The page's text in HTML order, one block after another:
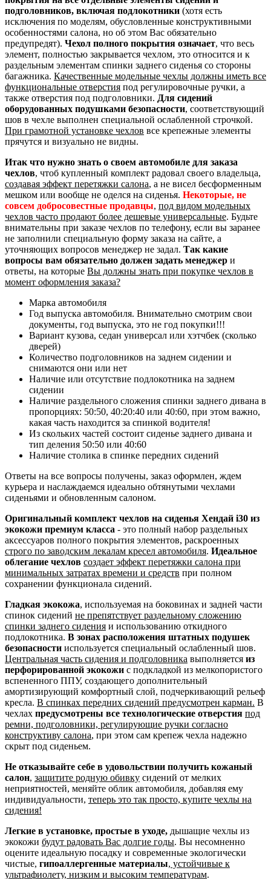
подголовников, включая подлокотники (хотя есть
исключения по моделям, обусловленные конструктивными
особенностями салона, но об этом Вас обязательно
предупредят). Чехол полного покрытия означает, что весь
элемент, полностью закрывается чехлом, это относится и к
раздельным элементам спинки заднего сиденья со стороны
багажника. Качественные модельные чехлы должны иметь все
функциональные отверстия под регулировочные ручки, а
также отверстия под подголовники. Для сидений
оборудованных подушками безопасности, соответствующий
шов в чехле выполнен специальной ослабленной строчкой.
При грамотной установке чехлов все крепежные элементы
прячутся и визуально не видны.
Итак что нужно знать о своем автомобиле для заказа
чехлов, чтоб купленный комплект радовал своего владельца,
создавая эффект перетяжки салона, а не висел бесформенным
мешком или вообще не оделся на сиденья. Некоторые, не
совсем добросовестные продавцы, под видом модельных
чехлов часто продают более дешевые универсальные. Будьте
внимательны при заказе чехлов по телефону, если вы заранее
не заполнили специальную форму заказа на сайте, а
уточняющих вопросов менеджер не задал. Так какие
вопросы вам обязательно должен задать менеджер и
ответы, на которые Вы должны знать при покупке чехлов в
момент оформления заказа?
Марка автомобиля
Год выпуска автомобиля. Внимательно смотрим свои
документы, год выпуска, это не год покупки!!!
Вариант кузова, седан универсал или хэтчбек (сколько
дверей)
Количество подголовников на заднем сидении и
снимаются они или нет
Наличие или отсутствие подлокотника на заднем
сидении
Наличие раздельного сложения спинки заднего дивана в
пропорциях: 50:50, 40:20:40 или 40:60, при этом важно,
какая часть находится за спинкой водителя!
Из скольких частей состоит сиденье заднего дивана и
тип деления 50:50 или 40:60
Наличие столика в спинке передних сидений
Ответы на все вопросы получены, заказ оформлен, ждем
курьера и наслаждаемся идеально обтянутыми чехлами
сиденьями и обновленным салоном.
Оригинальный комплект чехлов на сиденья Хендай i30 из
экокожи премиум класса - это полный набор раздельных
аксессуаров полного покрытия элементов, раскроенных
строго по заводским лекалам кресел автомобиля. Идеальное
облегание чехлов создает эффект перетяжки салона при
минимальных затратах времени и средств при полном
сохранении функционала сидений.
Гладкая экокожа, используемая на боковинах и задней части
спинок сидений не препятствует раздельному сложению
спинки заднего сидения и использованию откидного
подлокотника. В зонах расположения штатных подушек
безопасности используется специальный ослабленный шов.
Центральная часть сидения и подголовника выполняется из
перфорированной экокожи с подкладкой из мелкопористого
вспененного ППУ, создающего дополнительный
амортизирующий комфортный слой, подчеркивающий рельеф
кресла. В спинках передних сидений предусмотрен карман. В
чехлах предусмотрены все технологические отверстия под
ремни, подголовники, регулирующие ручки согласно
конструктиву салона, при этом сам крепеж чехла надежно
скрыт под сиденьем.
Не отказывайте себе в удовольствии получить кожаный
салон, защитите родную обивку сидений от мелких
неприятностей, меняйте облик автомобиля, добавляя ему
индивидуальности, теперь это так просто, купите чехлы на
сидения!
Легкие в установке, простые в уходе, дышащие чехлы из
экокожи будут радовать Вас долгие годы. Вы несомненно
оцените идеальную посадку и современные экологически
чистые, гипоаллергенные материалы, устойчивые к
ультрафиолету, низким и высоким температурам.